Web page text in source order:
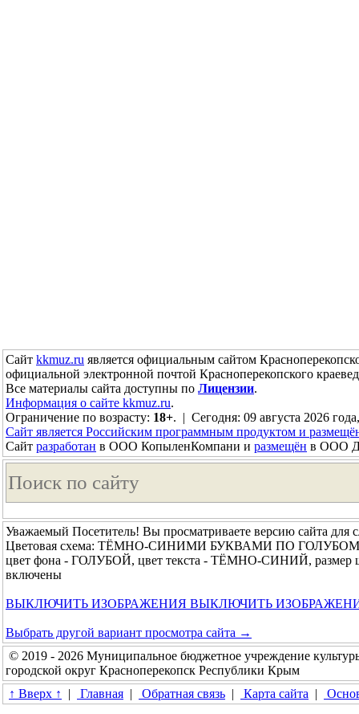
Сайт kkmuz.ru является официальным сайтом
официальной электронной почтой Красноперекопского
Все материалы сайта доступны по Лицензии.
Информация о сайте kkmuz.ru.
Ограничение по возрасту: 18+. | Сегодня: 09 августа 2026
Сайт является Российским программным продуктом и
Сайт разработан в ООО КопыленКомпани и размещён в ООО
Уважаемый Посетитель! Вы просматриваете версию сайта для
Цветовая схема: ТЁМНО-СИНИМИ БУКВАМИ ПО
цвет фона - ГОЛУБОЙ, цвет текста - ТЁМНО-СИНИЙ,
включены
ВЫКЛЮЧИТЬ ИЗОБРАЖЕНИЯ ВЫКЛЮЧИТЬ
Выбрать другой вариант просмотра сайта →
© 2019 - 2026 Муниципальное бюджетное учреждение
городской округ Красноперекопск Республики Крым
↑ Вверх ↑
| Главная | Обратная связь | Карта сайта |